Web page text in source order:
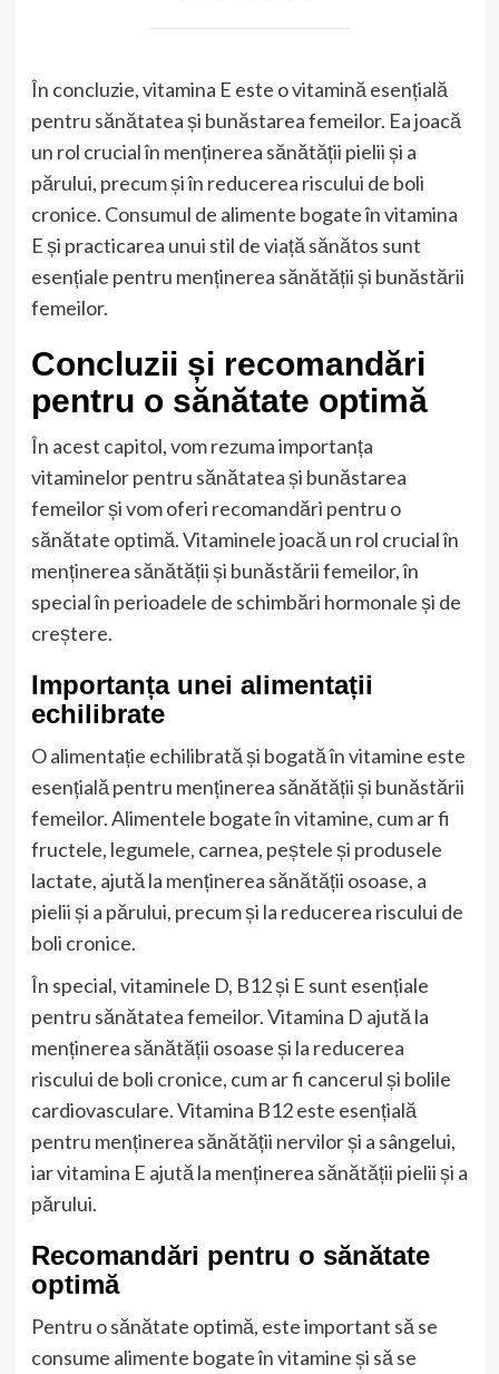
În concluzie, vitamina E este o vitamină esențială
pentru sănătatea și bunăstarea femeilor. Ea joacă
un rol crucial în menținerea sănătății pielii și a
părului, precum și în reducerea riscului de boli
cronice. Consumul de alimente bogate în vitamina
E și practicarea unui stil de viață sănătos sunt
esențiale pentru menținerea sănătății și bunăstării
femeilor.
Concluzii și recomandări
pentru o sănătate optimă
În acest capitol, vom rezuma importanța
vitaminelor pentru sănătatea și bunăstarea
femeilor și vom oferi recomandări pentru o
sănătate optimă. Vitaminele joacă un rol crucial în
menținerea sănătății și bunăstării femeilor, în
special în perioadele de schimbări hormonale și de
creștere.
Importanța unei alimentații
echilibrate
O alimentație echilibrată și bogată în vitamine este
esențială pentru menținerea sănătății și bunăstării
femeilor. Alimentele bogate în vitamine, cum ar fi
fructele, legumele, carnea, peștele și produsele
lactate, ajută la menținerea sănătății osoase, a
pielii și a părului, precum și la reducerea riscului de
boli cronice.
În special, vitaminele D, B12 și E sunt esențiale
pentru sănătatea femeilor. Vitamina D ajută la
menținerea sănătății osoase și la reducerea
riscului de boli cronice, cum ar fi cancerul și bolile
cardiovasculare. Vitamina B12 este esențială
pentru menținerea sănătății nervilor și a sângelui,
iar vitamina E ajută la menținerea sănătății pielii și a
părului.
Recomandări pentru o sănătate
optimă
Pentru o sănătate optimă, este important să se
consume alimente bogate în vitamine și să se